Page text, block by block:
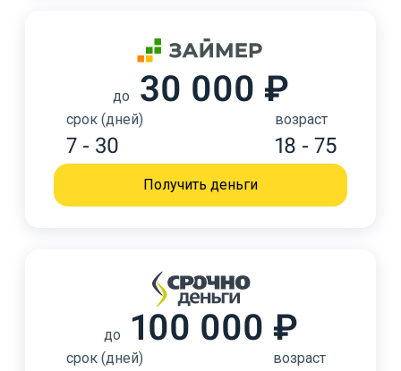
до 30 000 ₽
срок (дней)
7 - 30
возраст
18 - 75
Получить деньги
до 100 000 ₽
срок (дней) возраст